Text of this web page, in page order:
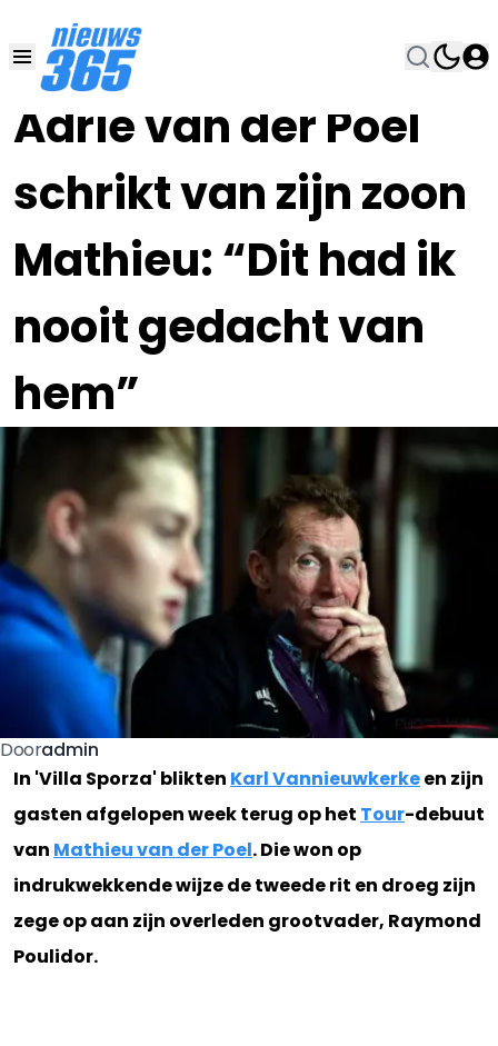
Adrie van der Poel
schrikt van zijn zoon
Mathieu: “Dit had ik
nooit gedacht van
hem”
10 JUL 2021, 10:00
Dooradmin
In 'Villa Sporza' blikten Karl Vannieuwkerkeen zijn
gasten afgelopen week terug op het Tour-debuut
van Mathieu van der Poel. Die won op
indrukwekkende wijze de tweede rit en droeg zijn
zege op aan zijn overleden grootvader, Raymond
Poulidor.